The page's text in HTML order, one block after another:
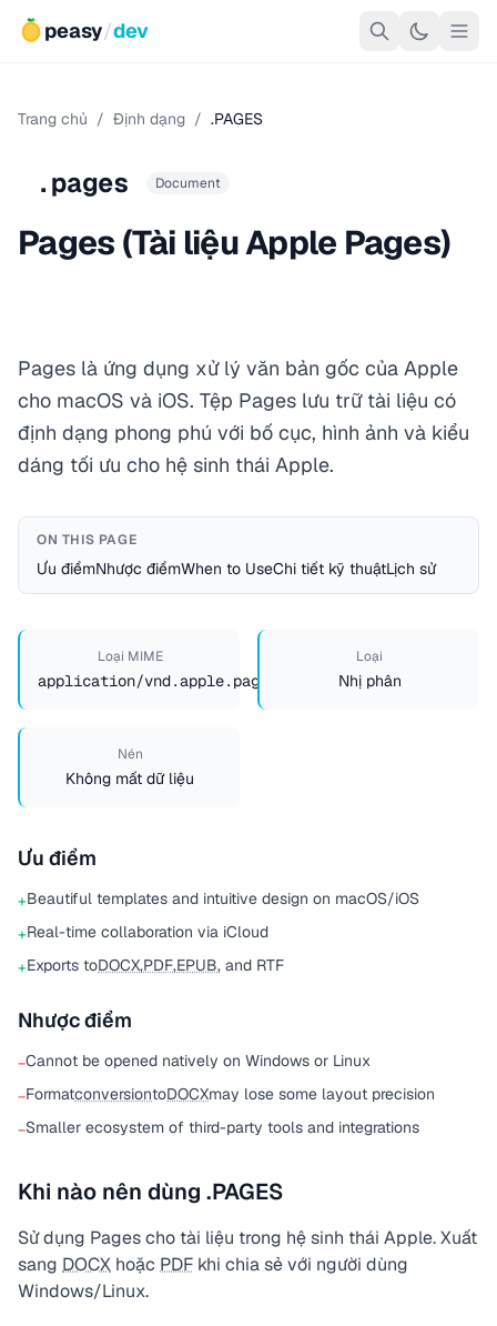
peasy/dev
Trang chủ / Định dạng / .PAGES
.pages Document
Pages (Tài liệu Apple Pages)
Pages là ứng dụng xử lý văn bản gốc của Apple
cho macOS và iOS. Tệp Pages lưu trữ tài liệu có
định dạng phong phú với bố cục, hình ảnh và kiểu
dáng tối ưu cho hệ sinh thái Apple.
ON THIS PAGE
Ưu điểmNhược điểmWhen to UseChi tiết kỹ thuậtLịch sử
Loại MIME
application/vnd.apple.pages
Loại
Nhị phân
Nén
Không mất dữ liệu
Ưu điểm
+Beautiful templates and intuitive design on macOS/iOS
+Real-time collaboration via iCloud
+Exports toDOCX,PDF,EPUB, and RTF
Nhược điểm
−Cannot be opened natively on Windows or Linux
−FormatconversiontoDOCXmay lose some layout precision
−Smaller ecosystem of third-party tools and integrations
Khi nào nên dùng .PAGES
Sử dụng Pages cho tài liệu trong hệ sinh thái Apple. Xuất
sang DOCX hoặc PDF khi chia sẻ với người dùng
Windows/Linux.